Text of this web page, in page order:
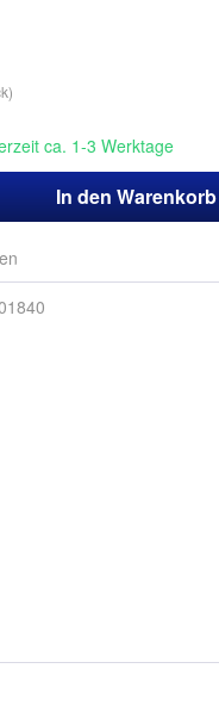
ca. 1-3 Werktage
In den Warenkorb